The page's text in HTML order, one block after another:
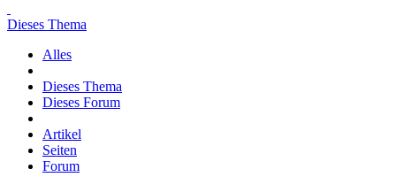
Dieses Thema
Alles
Dieses Thema
Dieses Forum
Artikel
Seiten
Forum